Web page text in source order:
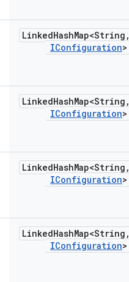
LinkedHashMap<String ,
IConfiguration>
LinkedHashMap<String ,
IConfiguration>
LinkedHashMap<String ,
IConfiguration>
LinkedHashMap<String ,
IConfiguration>